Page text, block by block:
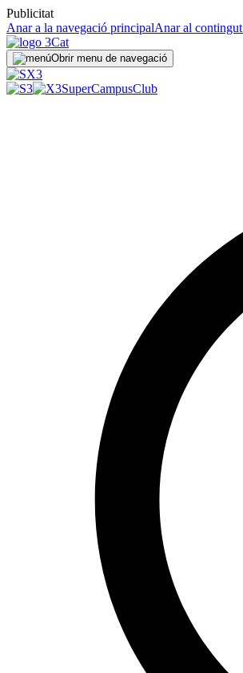
Publicitat
Anar a la navegació principalAnar al contingut
Obrir menu de navegació
SuperCampusClub